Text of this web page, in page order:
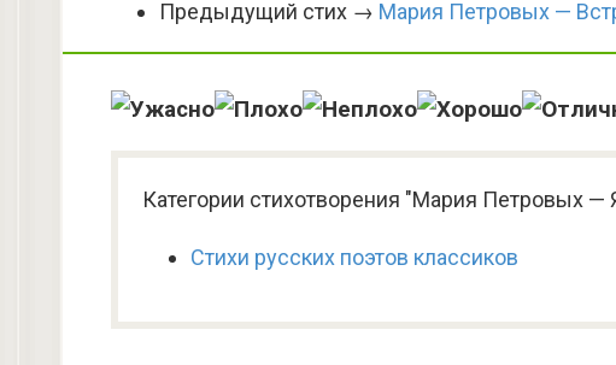
Предыдущий стих → Мария Петровых —
Категории стихотворения "Мария Петровых —
Стихи русских поэтов классиков